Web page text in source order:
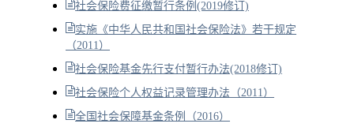
社会保险费征缴暂行条例(2019修订)
实施《中华人民共和国社会保险法》若干规定
（2011）
社会保险基金先行支付暂行办法(2018修订)
社会保险个人权益记录管理办法（2011）
全国社会保障基金条例（2016）